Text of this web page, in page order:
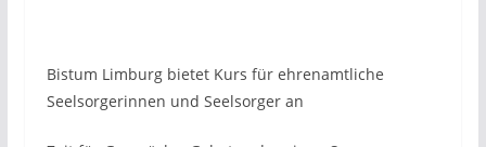
Bistum Limburg bietet Kurs für ehrenamtliche
Seelsorgerinnen und Seelsorger an